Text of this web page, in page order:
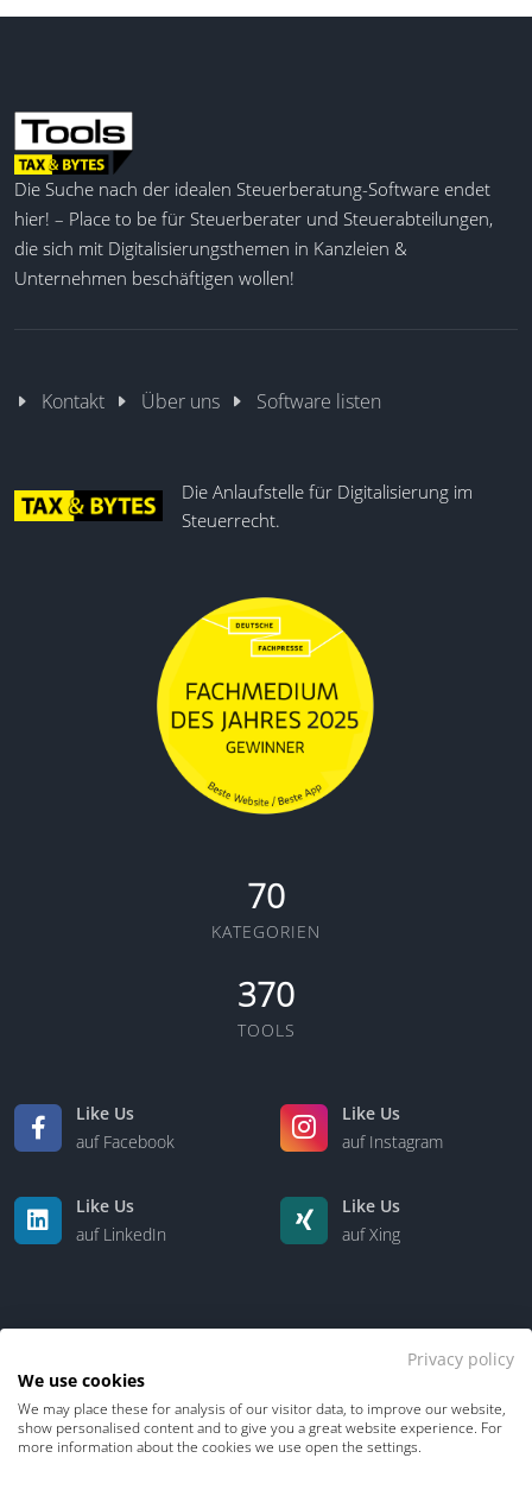
Die Suche nach der idealen Steuerberatung-Software endet
hier! – Place to be für Steuerberater und Steuerabteilungen,
die sich mit Digitalisierungsthemen in Kanzleien &
Unternehmen beschäftigen wollen!
Kontakt Über uns Software listen
Die Anlaufstelle für Digitalisierung im
Steuerrecht.
70
KATEGORIEN
370
TOOLS
Like Us
auf Facebook
Like Us
auf Instagram
Like Us
auf LinkedIn
Like Us
auf Xing
Kontakt Über uns
Privacy policy
We use cookies
We may place these for analysis of our visitor data, to improve our website,
show personalised content and to give you a great website experience. For
more information about the cookies we use open the settings.